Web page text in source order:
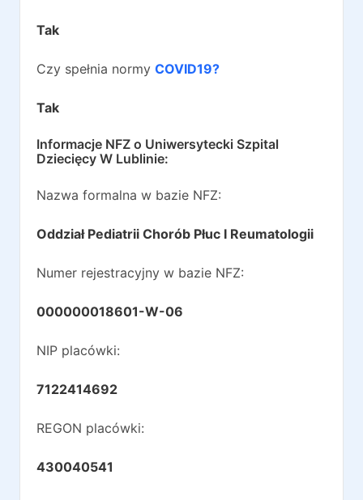
Tak
Czy spełnia normy COVID19?
Tak
Informacje NFZ o Uniwersytecki Szpital
Dziecięcy W Lublinie:
Nazwa formalna w bazie NFZ:
Oddział Pediatrii Chorób Płuc I Reumatologii
Numer rejestracyjny w bazie NFZ:
000000018601-W-06
NIP placówki:
7122414692
REGON placówki:
430040541